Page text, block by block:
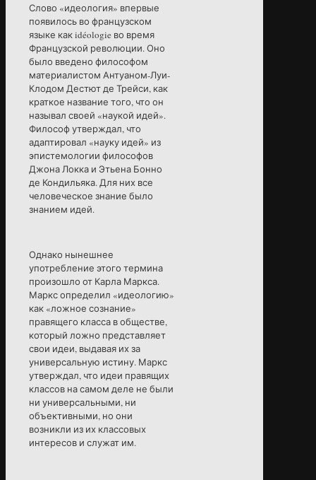
Слово «идеология» впервые
появилось во французском
языке как idéologie во время
Французской революции. Оно
было введено философом
материалистом Антуаном-Луи-
Клодом Дестют де Трейси, как
краткое название того, что он
называл своей «наукой идей».
Философ утверждал, что
адаптировал «науку идей» из
эпистемологии философов
Джона Локка и Этьена Бонно
де Кондильяка. Для них все
человеческое знание было
знанием идей.
Однако нынешнее
употребление этого термина
произошло от Карла Маркса.
Маркс определил «идеологию»
как «ложное сознание»
правящего класса в обществе,
который ложно представляет
свои идеи, выдавая их за
универсальную истину. Маркс
утверждал, что идеи правящих
классов на самом деле не были
ни универсальными, ни
объективными, но они
возникли из их классовых
интересов и служат им.